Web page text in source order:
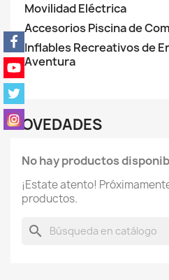
Movilidad Eléctrica
Accesorios Piscina de
Inflables Recreativos de
Aventura
NOVEDADES
No hay productos
¡Estate atento!
productos.
search